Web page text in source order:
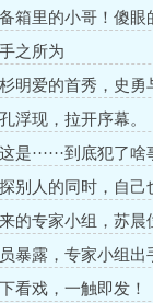
箱里的小哥！傻眼
之所为
明爱的首秀，史勇
浮现，拉开序幕。
是······到底犯了啥
别人的同时，自己
的专家小组，苏晨
暴露，专家小组出
看戏，一触即发！